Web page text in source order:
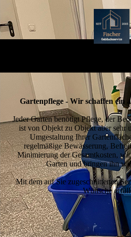
Gartenpflege - Wir schaffen ein
Jeder Garten benötigt Pflege, der
ist von Objekt zu Objekt aber sehr
Umgestaltung Ihrer
regelmäßige Bewässerung,
Minimierung der Gesamtkosten,
Garten und bringen ihn
Mit dem auf Sie zugeschnittenen
Wünsche